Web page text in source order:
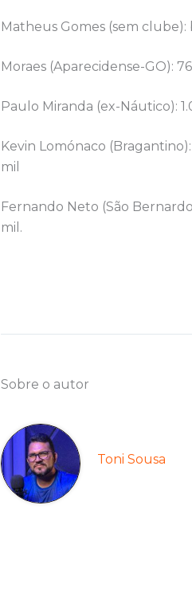
Matheus Gomes (sem
Moraes (Aparecidense-GO):
Paulo Miranda (ex-Náutico):
Kevin Lomónaco
mil
Fernando Neto (São
mil.
Sobre o autor
Toni Sousa